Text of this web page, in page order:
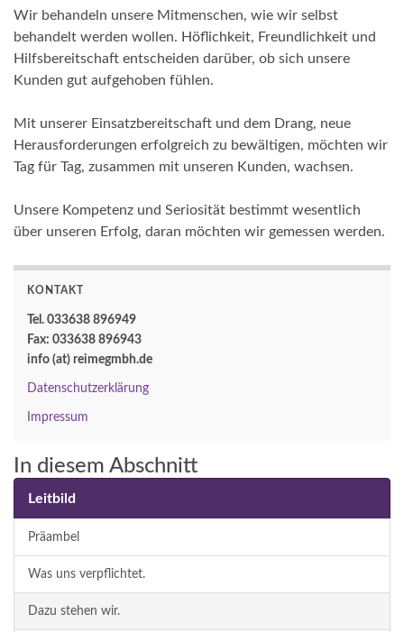
Wir behandeln unsere Mitmenschen, wie wir selbst
behandelt werden wollen. Höflichkeit, Freundlichkeit und
Hilfsbereitschaft entscheiden darüber, ob sich unsere
Kunden gut aufgehoben fühlen.
Mit unserer Einsatzbereitschaft und dem Drang, neue
Herausforderungen erfolgreich zu bewältigen, möchten wir
Tag für Tag, zusammen mit unseren Kunden, wachsen.
Unsere Kompetenz und Seriosität bestimmt wesentlich
über unseren Erfolg, daran möchten wir gemessen werden.
KONTAKT
Tel. 033638 896949
Fax: 033638 896943
info (at) reimegmbh.de
Datenschutzerklärung
Impressum
In diesem Abschnitt
Leitbild
Präambel
Was uns verpflichtet.
Dazu stehen wir.